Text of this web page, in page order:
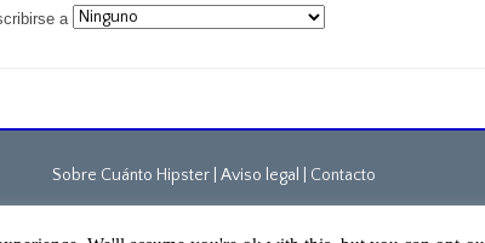
a
Sobre Cuánto Hipster | Aviso legal | Contacto